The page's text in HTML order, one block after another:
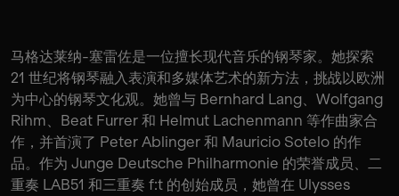
马格达莱纳-塞雷佐是一位擅长现代音乐的钢琴家。她探索
21 世纪将钢琴融入表演和多媒体艺术的新方法，挑战以欧洲
为中心的钢琴文化观。她曾与 Bernhard Lang、Wolfgang
Rihm、Beat Furrer 和 Helmut Lachenmann 等作曲家合
作，并首演了 Peter Ablinger 和 Mauricio Sotelo 的作
品。作为 Junge Deutsche Philharmonie 的荣誉成员、二
重奏 LAB51 和三重奏 f:t 的创始成员，她曾在 Ulysses